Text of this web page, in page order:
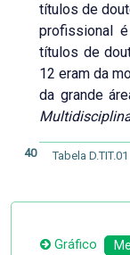
títulos de
profissional
títulos de
12 eram da
da grande
40 Tabela D.TIT.01
Gráfico